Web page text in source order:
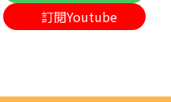
訂閱Youtube